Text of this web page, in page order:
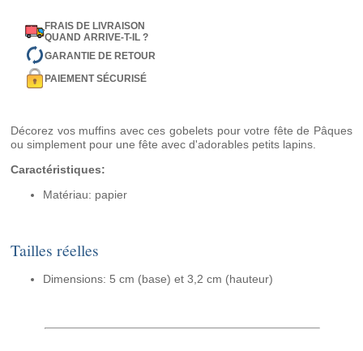
FRAIS DE LIVRAISON
QUAND ARRIVE-T-IL ?
GARANTIE DE RETOUR
PAIEMENT SÉCURISÉ
Décorez vos muffins avec ces gobelets pour votre fête de Pâques
ou simplement pour une fête avec d'adorables petits lapins.
Caractéristiques:
Matériau: papier
Tailles réelles
Dimensions: 5 cm (base) et 3,2 cm (hauteur)